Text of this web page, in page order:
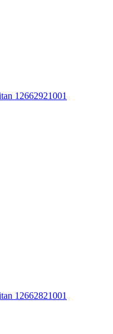
12662921001
12662821001